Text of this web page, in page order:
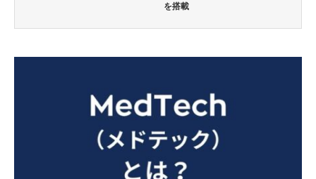
を搭載